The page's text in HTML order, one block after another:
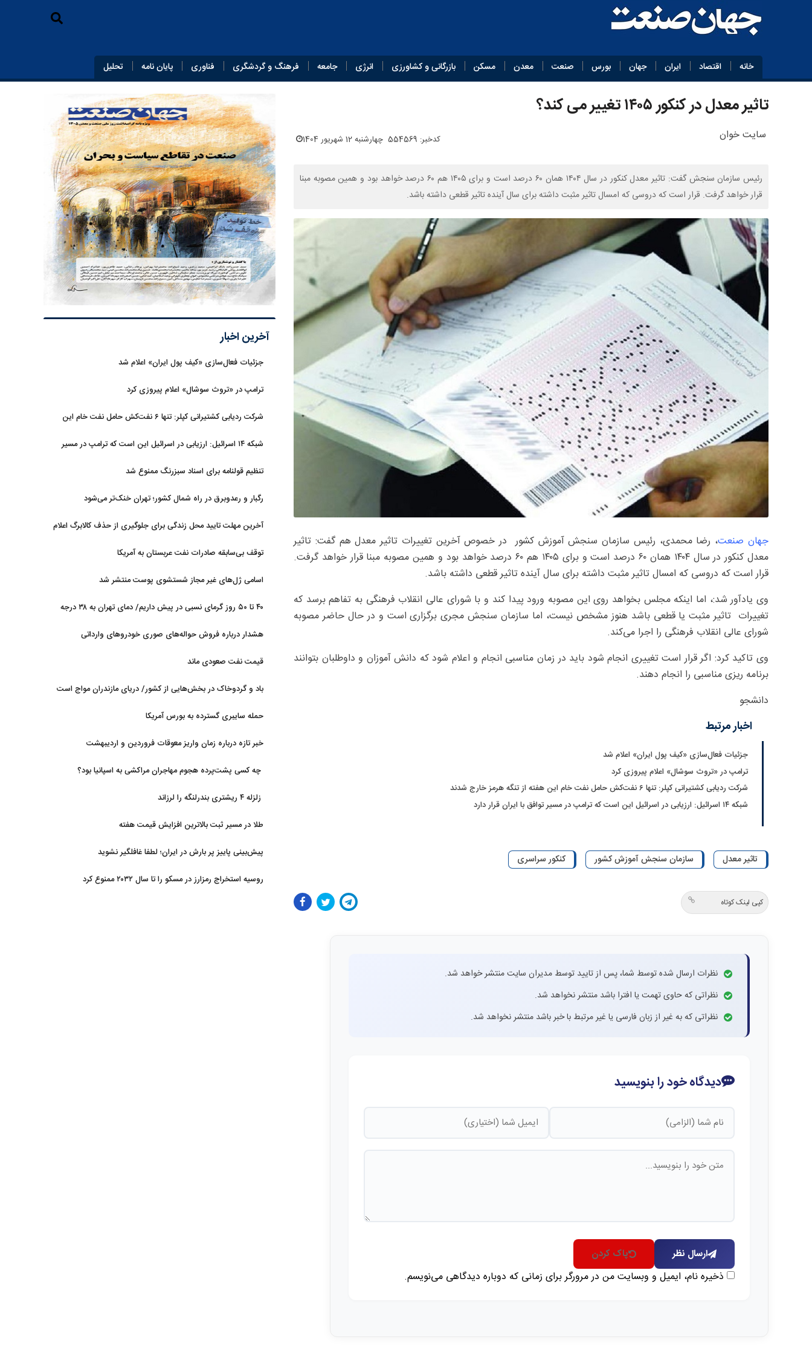
خانه اقتصاد ایران جهان بورس صنعت معدن مسکن بازرگانی و کشاورزی انرژی جامعه فرهنگ و گردشگری فناوری پایان‌ نامه تحلیل
تاثیر معدل در کنکور ۱۴۰۵ تغییر می کند؟
سایت خوان کدخبر: 554569 چهارشنبه 12 شهریور 1404
رئیس سازمان سنجش گفت: تاثیر معدل کنکور در سال ۱۴۰۴ همان ۶۰ درصد است و برای ۱۴۰۵ هم ۶۰ درصد خواهد بود و همین مصوبه مبنا
قرار خواهد گرفت. قرار است که دروسی که امسال تاثیر مثبت داشته برای سال آینده تاثیر قطعی داشته باشد.
جهان صنعت، رضا محمدی، رئیس سازمان سنجش آموزش کشور در خصوص آخرین تغییرات تاثیر معدل هم گفت: تاثیر
معدل کنکور در سال ۱۴۰۴ همان ۶۰ درصد است و برای ۱۴۰۵ هم ۶۰ درصد خواهد بود و همین مصوبه مبنا قرار خواهد گرفت.
قرار است که دروسی که امسال تاثیر مثبت داشته برای سال آینده تاثیر قطعی داشته باشد.
وی یادآور شد:، اما اینکه مجلس بخواهد روی این مصوبه ورود پیدا کند و با شورای عالی انقلاب فرهنگی به تفاهم برسد که
تغییرات تاثیر مثبت یا قطعی باشد هنوز مشخص نیست، اما سازمان سنجش مجری برگزاری است و در حال حاضر مصوبه
شورای عالی انقلاب فرهنگی را اجرا می‌کند.
وی تاکید کرد: اگر قرار است تغییری انجام شود باید در زمان مناسبی انجام و اعلام شود که دانش آموزان و داوطلبان بتوانند
برنامه ریزی مناسبی را انجام دهند.
دانشجو
اخبار مرتبط
جزئیات فعال‌سازی «کیف پول ایران» اعلام شد
ترامپ در «تروث سوشال» اعلام پیروزی کرد
شرکت ردیابی کشتیرانی کپلر: تنها ۶ نفت‌کش حامل نفت خام این هفته از تنگه هرمز خارج شدند
شبکه ۱۴ اسرائیل: ارزیابی در اسرائیل این است که ترامپ در مسیر توافق با ایران قرار دارد
تاثیر معدل سازمان سنجش آموزش کشور کنکور سراسری
کپی لینک کوتاه
نظرات ارسال شده توسط شما، پس از تایید توسط مدیران سایت منتشر خواهد شد.
نظراتی که حاوی تهمت یا افترا باشد منتشر نخواهد شد.
نظراتی که به غیر از زبان فارسی یا غیر مرتبط با خبر باشد منتشر نخواهد شد.
دیدگاه خود را بنویسید
ارسال نظر پاک کردن
ذخیره نام، ایمیل و وبسایت من در مرورگر برای زمانی که دوباره دیدگاهی می‌نویسم.
آخرین اخبار
جزئیات فعال‌سازی «کیف پول ایران» اعلام شد
ترامپ در «تروث سوشال» اعلام پیروزی کرد
شرکت ردیابی کشتیرانی کپلر: تنها ۶ نفت‌کش حامل نفت خام این
شبکه ۱۴ اسرائیل: ارزیابی در اسرائیل این است که ترامپ در مسیر
تنظیم قولنامه برای اسناد سبزرنگ ممنوع شد
رگبار و رعدوبرق در راه شمال کشور؛ تهران خنک‌تر می‌شود
آخرین مهلت تایید محل زندگی برای جلوگیری از حذف کالابرگ اعلام
توقف بی‌سابقه صادرات نفت عربستان به آمریکا
اسامی ژل‌های غیر مجاز شستشوی پوست منتشر شد
۴۰ تا ۵۰ روز گرمای نسبی در پیش داریم/ دمای تهران به ۳۸ درجه
هشدار درباره فروش حواله‌های صوری خودروهای وارداتی
قیمت نفت صعودی ماند
باد و گردوخاک در بخش‌هایی از کشور/ دریای مازندران مواج است
حمله سایبری گسترده به بورس آمریکا
خبر تازه درباره زمان واریز معوقات فروردین و اردیبهشت
چه کسی پشت‌پرده هجوم مهاجران مراکشی به اسپانیا بود؟
زلزله ۴ ریشتری بندرلنگه را لرزاند
طلا در مسیر ثبت بالاترین افزایش قیمت هفته
پیش‌بینی پاییز پر بارش در ایران؛ لطفا غافلگیر نشوید
روسیه استخراج رمزارز در مسکو را تا سال ۲۰۳۲ ممنوع کرد